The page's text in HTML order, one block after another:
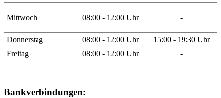
Mittwoch 08:00 - 12:00 Uhr -
Donnerstag 08:00 - 12:00 Uhr
15:00 - 19:30 Uhr
Freitag
08:00 - 12:00 Uhr -
Bankverbindungen: